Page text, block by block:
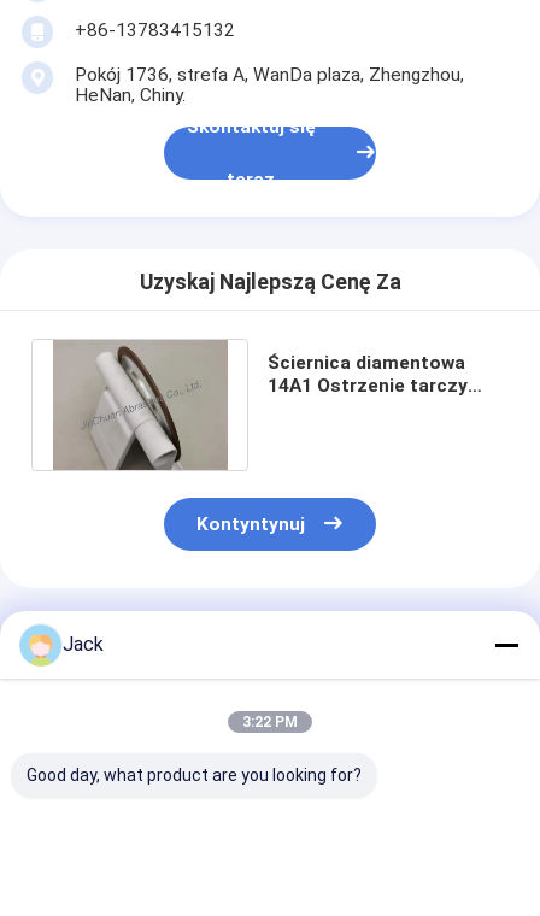
+86-13783415132
Pokój 1736, strefa A, WanDa plaza, Zhengzhou,
HeNan, Chiny.
Skontaktuj się
teraz
Uzyskaj Najlepszą Cenę Za
Ściernica diamentowa
14A1 Ostrzenie tarczy
Kontyntynuj
Polecane Produkty
Jack
3:22 PM
Good day, what product are you looking for?